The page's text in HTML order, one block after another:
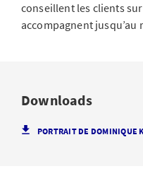
conseillent les clients
accompagnent
Downloads
PORTRAIT DE DOMINIQUE